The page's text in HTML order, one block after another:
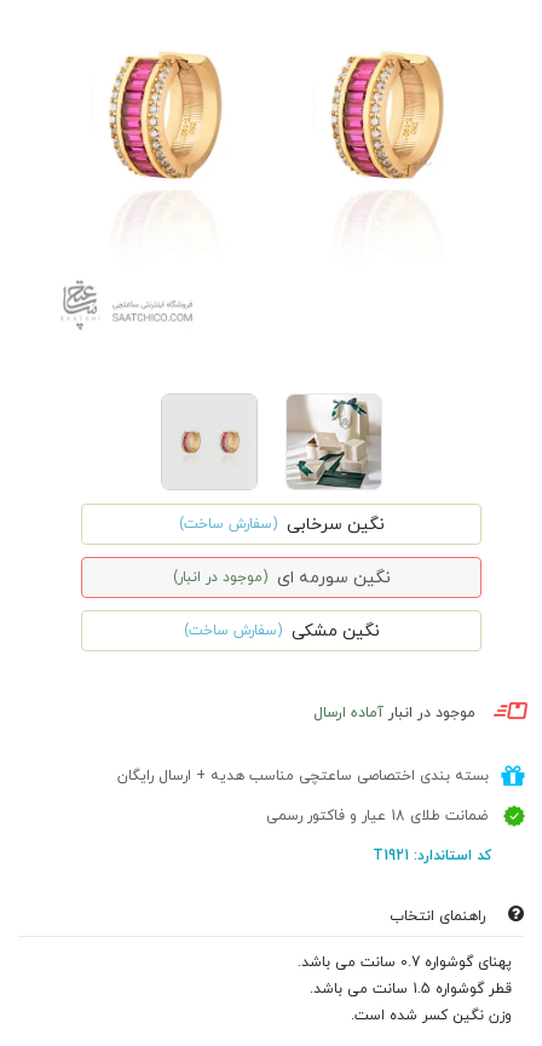
نگین سرخابی (سفارش ساخت)
نگین سورمه ای (موجود در انبار)
نگین مشکی (سفارش ساخت)
موجود در انبار آماده ارسال
بسته بندی اختصاصی ساعتچی مناسب هدیه + ارسال رایگان
ضمانت طلای 18 عیار و فاکتور رسمی
کد استاندارد: T1921
راهنمای انتخاب
پهنای گوشواره 0.7 سانت می باشد.
قطر گوشواره 1.5 سانت می باشد.
وزن نگین کسر شده است.